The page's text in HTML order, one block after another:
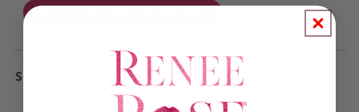
Spice Level : 🔥🔥🔥🔥